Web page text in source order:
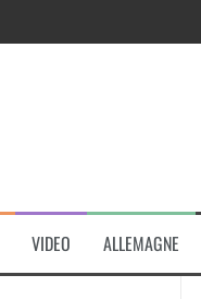
VIDEO ALLEMAGNE